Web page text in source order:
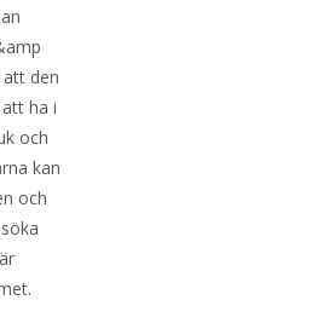
den
ha i
och
kan
och